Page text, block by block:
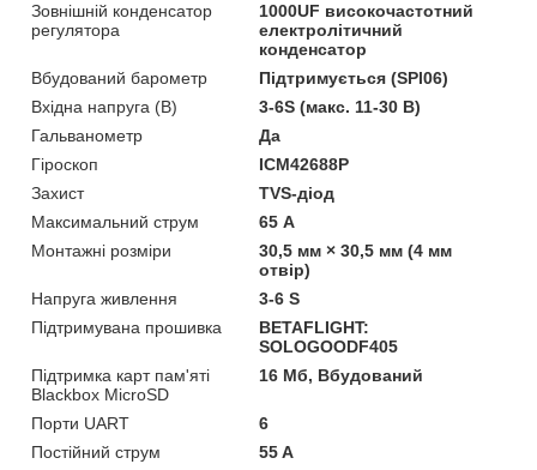
Зовнішній конденсатор
регулятора
1000UF високочастотний
електролітичний
конденсатор
Вбудований барометр
Підтримується (SPl06)
Вхідна напруга (В)
3-6S (макс. 11-30 В)
Гальванометр
Да
Гіроскоп
ICM42688P
Захист
TVS-діод
Максимальний струм
65 А
Монтажні розміри
30,5 мм × 30,5 мм (4 мм
отвір)
Напруга живлення
3-6 S
Підтримувана прошивка
BETAFLIGHT:
SOLOGOODF405
Підтримка карт пам'яті
Blackbox MicroSD
16 Мб, Вбудований
Порти UART
6
Постійний струм
55 A